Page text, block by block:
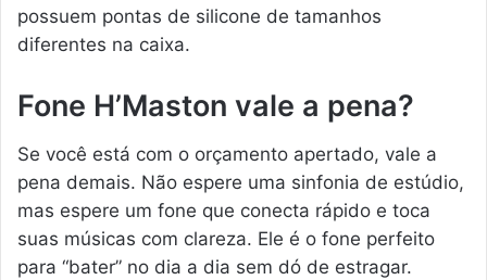
possuem pontas de silicone de tamanhos
diferentes na caixa.
Fone H’Maston vale a pena?
Se você está com o orçamento apertado, vale a
pena demais. Não espere uma sinfonia de estúdio,
mas espere um fone que conecta rápido e toca
suas músicas com clareza. Ele é o fone perfeito
para “bater” no dia a dia sem dó de estragar.